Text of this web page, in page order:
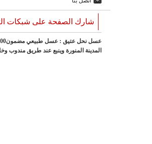
شارك الصفحة على شبكات
المدينة المنورة وينبع عند طريق